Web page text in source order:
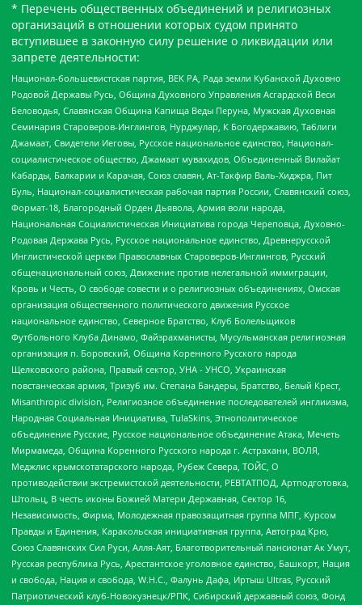
* Перечень общественных объединений и религиозных
организаций в отношении которых судом принято
вступившее в законную силу решение о ликвидации или
запрете деятельности:
Национал-большевистская партия, ВЕК РА, Рада земли Кубанской Духовно
Родовой Державы Русь, Община Духовного Управления Асгардской Веси
Беловодья, Славянская Община Капища Веды Перуна, Мужская Духовная
Семинария Староверов-Инглингов, Нурджулар, К Богодержавию, Таблиги
Джамаат, Свидетели Иеговы, Русское национальное единство, Национал-
социалистическое общество, Джамаат мувахидов, Объединенный Вилайат
Кабарды, Балкарии и Карачая, Союз славян, Ат-Такфир Валь-Хиджра, Пит
Буль, Национал-социалистическая рабочая партия России, Славянский союз,
Формат-18, Благородный Орден Дьявола, Армия воли народа,
Национальная Социалистическая Инициатива города Череповца, Духовно-
Родовая Держава Русь, Русское национальное единство, Древнерусской
Инглистической церкви Православных Староверов-Инглингов, Русский
общенациональный союз, Движение против нелегальной иммиграции,
Кровь и Честь, О свободе совести и о религиозных объединениях, Омская
организация общественного политического движения Русское
национальное единство, Северное Братство, Клуб Болельщиков
Футбольного Клуба Динамо, Файзрахманисты, Мусульманская религиозная
организация п. Боровский, Община Коренного Русского народа
Щелковского района, Правый сектор, УНА - УНСО, Украинская
повстанческая армия, Тризуб им. Степана Бандеры, Братство, Белый Крест,
Misanthropic division, Религиозное объединение последователей инглиизма,
Народная Социальная Инициатива, TulaSkins, Этнополитическое
объединение Русские, Русское национальное объединение Атака, Мечеть
Мирмамеда, Община Коренного Русского народа г. Астрахани, ВОЛЯ,
Меджлис крымскотатарского народа, Рубеж Севера, ТОЙС, О
противодействии экстремистской деятельности, РЕВТАТПОД, Артподготовка,
Штольц, В честь иконы Божией Матери Державная, Сектор 16,
Независимость, Фирма, Молодежная правозащитная группа МПГ, Курсом
Правды и Единения, Каракольская инициативная группа, Автоград Крю,
Союз Славянских Сил Руси, Алля-Аят, Благотворительный пансионат Ак Умут,
Русская республика Русь, Арестантское уголовное единство, Башкорт, Нация
и свобода, Нация и свобода, W.H.С., Фалунь Дафа, Иртыш Ultras, Русский
Патриотический клуб-Новокузнецк/РПК, Сибирский державный союз, Фонд